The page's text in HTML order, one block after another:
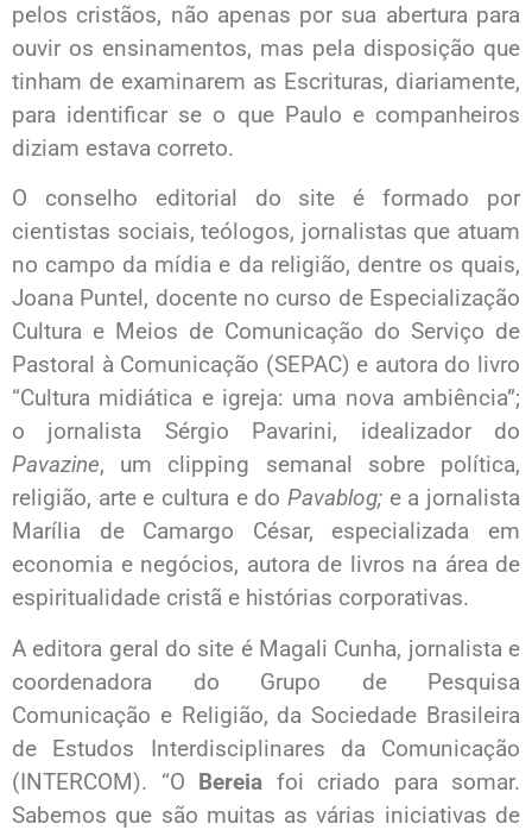
pelos cristãos, não apenas por sua abertura para
ouvir os ensinamentos, mas pela disposição que
tinham de examinarem as Escrituras, diariamente,
para identificar se o que Paulo e companheiros
diziam estava correto.
O conselho editorial do site é formado por
cientistas sociais, teólogos, jornalistas que atuam
no campo da mídia e da religião, dentre os quais,
Joana Puntel, docente no curso de Especialização
Cultura e Meios de Comunicação do Serviço de
Pastoral à Comunicação (SEPAC) e autora do livro
“Cultura midiática e igreja: uma nova ambiência”;
o jornalista Sérgio Pavarini, idealizador do
Pavazine, um clipping semanal sobre política,
religião, arte e cultura e do Pavablog; e a jornalista
Marília de Camargo César, especializada em
economia e negócios, autora de livros na área de
espiritualidade cristã e histórias corporativas.
A editora geral do site é Magali Cunha, jornalista e
coordenadora do Grupo de Pesquisa
Comunicação e Religião, da Sociedade Brasileira
de Estudos Interdisciplinares da Comunicação
(INTERCOM). “O Bereia foi criado para somar.
Sabemos que são muitas as várias iniciativas de